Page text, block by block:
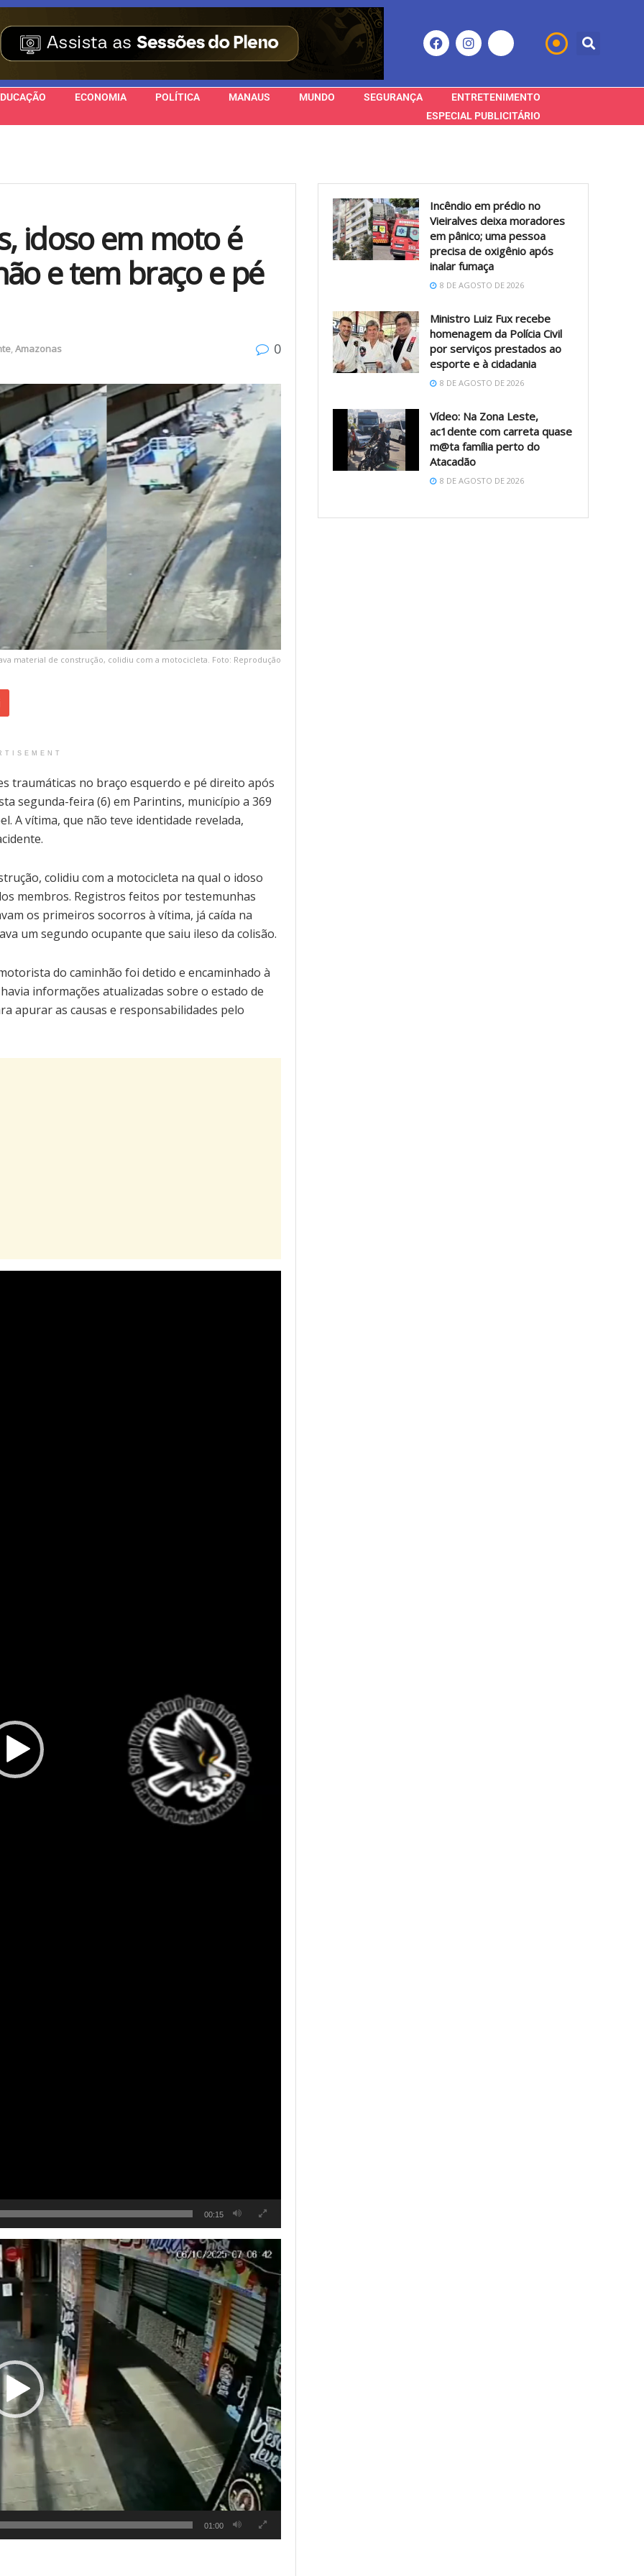
ECONOMIA POLÍTICA MANAUS MUNDO SEGURANÇA
ENTRETENIMENTO
ESPECIAL PUBLICITÁRIO
idoso em moto é
e tem braço e pé
,Amazonas 0
material de construção, colidiu com a motocicleta. Foto: Reprodução
traumáticas no braço esquerdo e pé direito após
segunda-feira (6) em Parintins, município a 369
A vítima, que não teve identidade revelada,
colidiu com a motocicleta na qual o idoso
membros. Registros feitos por testemunhas
os primeiros socorros à vítima, já caída na
um segundo ocupante que saiu ileso da colisão.
do caminhão foi detido e encaminhado à
informações atualizadas sobre o estado de
apurar as causas e responsabilidades pelo
00:15
01:00
Incêndio em prédio no
Vieiralves deixa moradores
em pânico; uma pessoa
precisa de oxigênio após
inalar fumaça
8 DE AGOSTO DE 2026
Ministro Luiz Fux recebe
homenagem da Polícia Civil
por serviços prestados ao
esporte e à cidadania
8 DE AGOSTO DE 2026
Vídeo: Na Zona Leste,
ac1dente com carreta quase
m@ta família perto do
Atacadão
8 DE AGOSTO DE 2026